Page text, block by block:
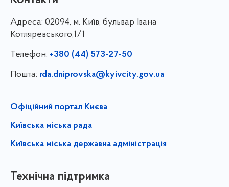
Адреса: 02094, м. Київ, бульвар Івана
Котляревського,1/1
Телефон: +380 (44) 573-27-50
Пошта: rda.dniprovska@kyivcity.gov.ua
Офіційний портал Києва
Київська міська рада
Київська міська державна адміністрація
Технічна підтримка